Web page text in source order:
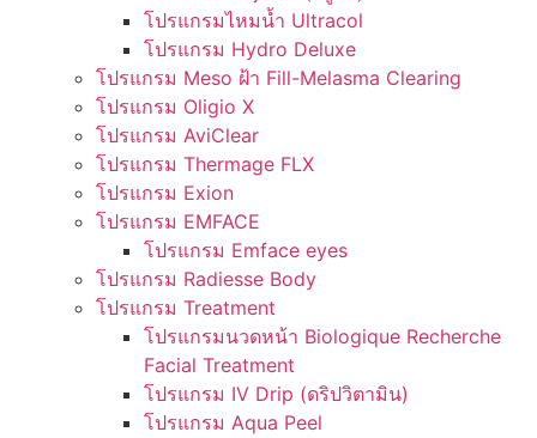
โปรแกรมไหมน้ำ Ultracol
โปรแกรม Hydro Deluxe
โปรแกรม Meso ฝ้า Fill-Melasma Clearing
โปรแกรม Oligio X
โปรแกรม AviClear
โปรแกรม Thermage FLX
โปรแกรม Exion
โปรแกรม EMFACE
โปรแกรม Emface eyes
โปรแกรม Radiesse Body
โปรแกรม Treatment
โปรแกรมนวดหน้า Biologique Recherche
Facial Treatment
โปรแกรม IV Drip (ดริปวิตามิน)
โปรแกรม Aqua Peel